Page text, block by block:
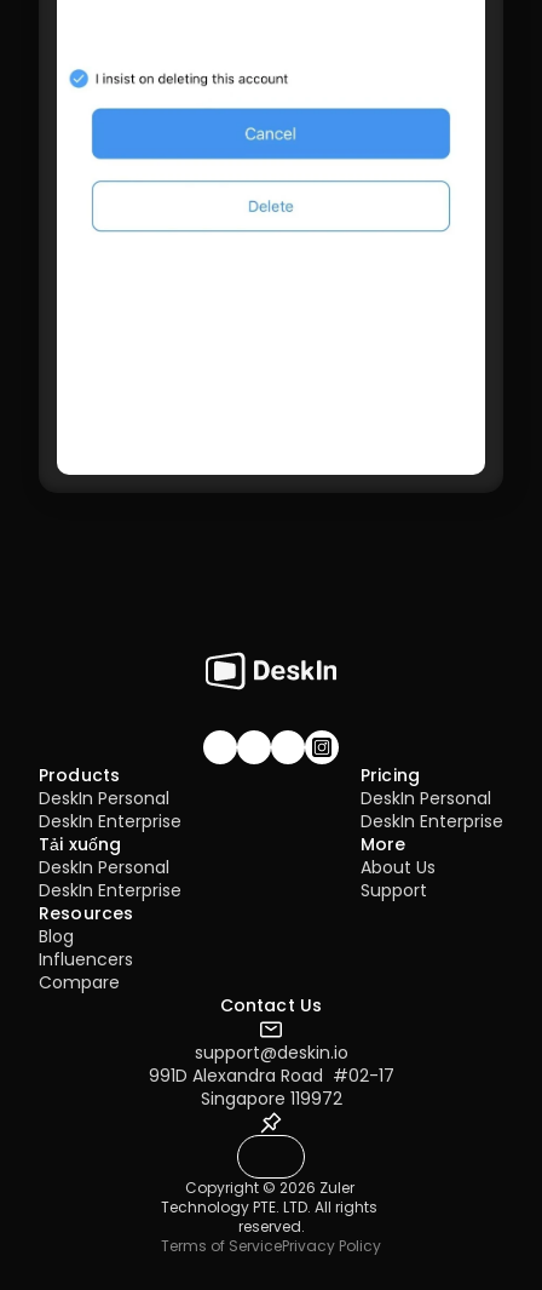
Join our community!
Products
DeskIn Personal
DeskIn Enterprise
Tải xuống
DeskIn Personal
DeskIn Enterprise
Pricing
DeskIn Personal
DeskIn Enterprise
More
About Us
Support
Resources
Blog
Influencers
Compare
Contact Us
support@deskin.io
991D Alexandra Road  #02-17
Singapore 119972
Copyright © 2026 Zuler
Technology PTE. LTD. All rights
reserved.
Terms of ServicePrivacy Policy